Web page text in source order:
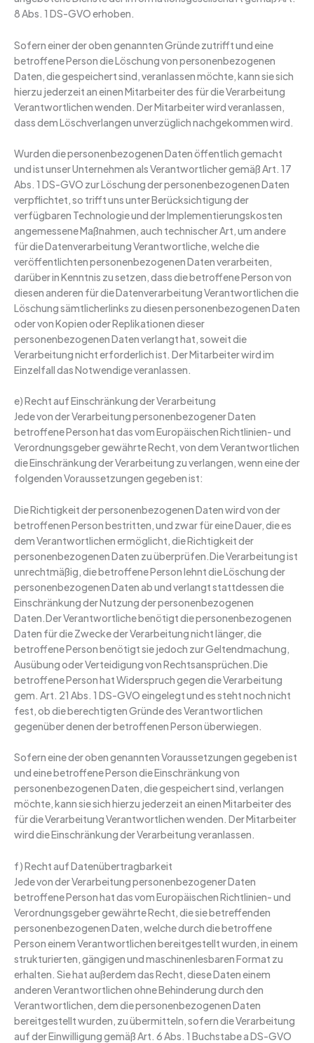
8 Abs. 1 DS-GVO erhoben.
Sofern einer der oben genannten Gründe zutrifft und eine
betroffene Person die Löschung von personenbezogenen
Daten, die gespeichert sind, veranlassen möchte, kann sie sich
hierzu jederzeit an einen Mitarbeiter des für die Verarbeitung
Verantwortlichen wenden. Der Mitarbeiter wird veranlassen,
dass dem Löschverlangen unverzüglich nachgekommen wird.
Wurden die personenbezogenen Daten öffentlich gemacht
und ist unser Unternehmen als Verantwortlicher gemäß Art. 17
Abs. 1 DS-GVO zur Löschung der personenbezogenen Daten
verpflichtet, so trifft uns unter Berücksichtigung der
verfügbaren Technologie und der Implementierungskosten
angemessene Maßnahmen, auch technischer Art, um andere
für die Datenverarbeitung Verantwortliche, welche die
veröffentlichten personenbezogenen Daten verarbeiten,
darüber in Kenntnis zu setzen, dass die betroffene Person von
diesen anderen für die Datenverarbeitung Verantwortlichen die
Löschung sämtlicherlinks zu diesen personenbezogenen Daten
oder von Kopien oder Replikationen dieser
personenbezogenen Daten verlangt hat, soweit die
Verarbeitung nicht erforderlich ist. Der Mitarbeiter wird im
Einzelfall das Notwendige veranlassen.
e) Recht auf Einschränkung der Verarbeitung
Jede von der Verarbeitung personenbezogener Daten
betroffene Person hat das vom Europäischen Richtlinien- und
Verordnungsgeber gewährte Recht, von dem Verantwortlichen
die Einschränkung der Verarbeitung zu verlangen, wenn eine der
folgenden Voraussetzungen gegeben ist:
Die Richtigkeit der personenbezogenen Daten wird von der
betroffenen Person bestritten, und zwar für eine Dauer, die es
dem Verantwortlichen ermöglicht, die Richtigkeit der
personenbezogenen Daten zu überprüfen.Die Verarbeitung ist
unrechtmäßig, die betroffene Person lehnt die Löschung der
personenbezogenen Daten ab und verlangt stattdessen die
Einschränkung der Nutzung der personenbezogenen
Daten.Der Verantwortliche benötigt die personenbezogenen
Daten für die Zwecke der Verarbeitung nicht länger, die
betroffene Person benötigt sie jedoch zur Geltendmachung,
Ausübung oder Verteidigung von Rechtsansprüchen.Die
betroffene Person hat Widerspruch gegen die Verarbeitung
gem. Art. 21 Abs. 1 DS-GVO eingelegt und es steht noch nicht
fest, ob die berechtigten Gründe des Verantwortlichen
gegenüber denen der betroffenen Person überwiegen.
Sofern eine der oben genannten Voraussetzungen gegeben ist
und eine betroffene Person die Einschränkung von
personenbezogenen Daten, die gespeichert sind, verlangen
möchte, kann sie sich hierzu jederzeit an einen Mitarbeiter des
für die Verarbeitung Verantwortlichen wenden. Der Mitarbeiter
wird die Einschränkung der Verarbeitung veranlassen.
f) Recht auf Datenübertragbarkeit
Jede von der Verarbeitung personenbezogener Daten
betroffene Person hat das vom Europäischen Richtlinien- und
Verordnungsgeber gewährte Recht, die sie betreffenden
personenbezogenen Daten, welche durch die betroffene
Person einem Verantwortlichen bereitgestellt wurden, in einem
strukturierten, gängigen und maschinenlesbaren Format zu
erhalten. Sie hat außerdem das Recht, diese Daten einem
anderen Verantwortlichen ohne Behinderung durch den
Verantwortlichen, dem die personenbezogenen Daten
bereitgestellt wurden, zu übermitteln, sofern die Verarbeitung
auf der Einwilligung gemäß Art. 6 Abs. 1 Buchstabe a DS-GVO